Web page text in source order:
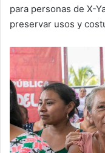
para personas de X-
preservar usos y